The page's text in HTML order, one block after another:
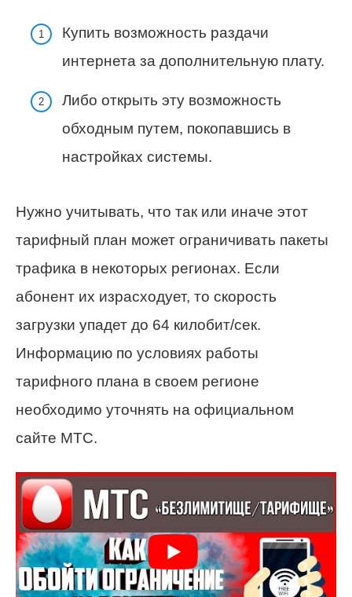
Купить возможность раздачи
интернета за дополнительную плату.
Либо открыть эту возможность
обходным путем, покопавшись в
настройках системы.
Нужно учитывать, что так или иначе этот
тарифный план может ограничивать пакеты
трафика в некоторых регионах. Если
абонент их израсходует, то скорость
загрузки упадет до 64 килобит/сек.
Информацию по условиях работы
тарифного плана в своем регионе
необходимо уточнять на официальном
сайте МТС.